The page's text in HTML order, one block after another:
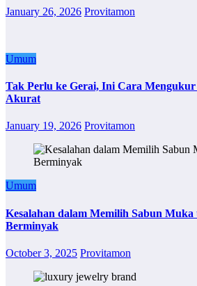
January 26, 2026 Provitamon
Umum
Tak Perlu ke Gerai, Ini Cara
Akurat
January 19, 2026 Provitamon
Umum
Kesalahan dalam Memilih Sabun
Berminyak
October 3, 2025 Provitamon